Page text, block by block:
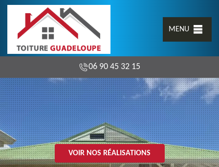
MENU
06 90 45 32 15
VOIR NOS RÉALISATIONS